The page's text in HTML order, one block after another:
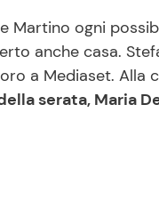
Martino ogni
anche casa.
a Mediaset.
serata, Maria